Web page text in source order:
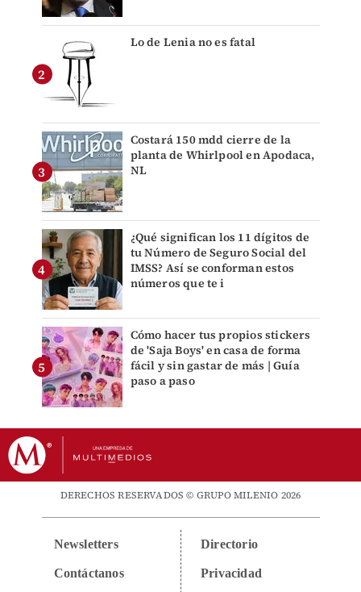
Lo de Lenia no es fatal
Costará 150 mdd cierre de la
planta de Whirlpool en Apodaca,
NL
¿Qué significan los 11 dígitos de
tu Número de Seguro Social del
IMSS? Así se conforman estos
números que te i
Cómo hacer tus propios stickers
de 'Saja Boys' en casa de forma
fácil y sin gastar de más | Guía
paso a paso
DERECHOS RESERVADOS © GRUPO MILENIO 2026
Newsletters
Contáctanos
Directorio
Privacidad